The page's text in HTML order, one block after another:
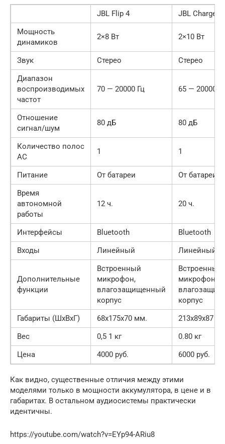
JBL Flip 4
JBL Charge 3
Мощность
динамиков
2×8 Вт 2×10 Вт
Звук Стерео
Стерео
Диапазон
воспроизводимых
частот
70 — 20000 Гц 65 — 20000
Отношение
сигнал/шум
80 дБ 80 дБ
Количество полос
AC
1 1
Питание От батареи
От батареи
Время
автономной
работы
12 ч. 20 ч.
Интерфейсы Bluetooth
Bluetooth
Входы
Линейный Линейный
Дополнительные
функции
Встроенный
микрофон,
влагозащищенный
корпус
Встроенный
микрофон,
корпус
Габариты (ШxВxГ)
68x175x70 мм.
213x89x87
Вес
0,5 1 кг
0.80 кг
Цена
4000 руб. 6000 руб.
Как видно, существенные отличия между этими
моделями только в мощности аккумулятора, в цене и в
габаритах. В остальном аудиосистемы практически
идентичны.
https://youtube.com/watch?v=EYp94-ARiu8